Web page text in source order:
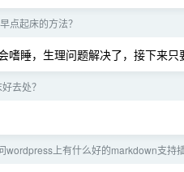
点起床的方法？
睡，生理问题解决了，接下来只
去处？
wordpress上有什么好的markdown支持